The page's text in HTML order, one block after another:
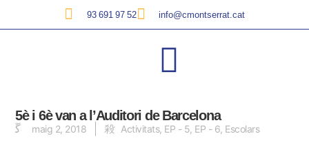
93 691 97 52 info@cmontserrat.cat
5è i 6è van a l’Auditori de Barcelona
maig 2, 2018 Activitats, EP - 5 EP - 6 Escolars